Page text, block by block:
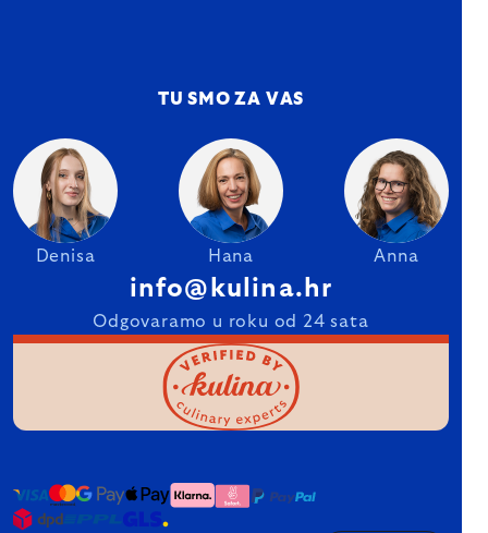
TU SMO ZA VAS
Denisa Hana Anna
info@kulina.hr
Odgovaramo u roku od 24 sata